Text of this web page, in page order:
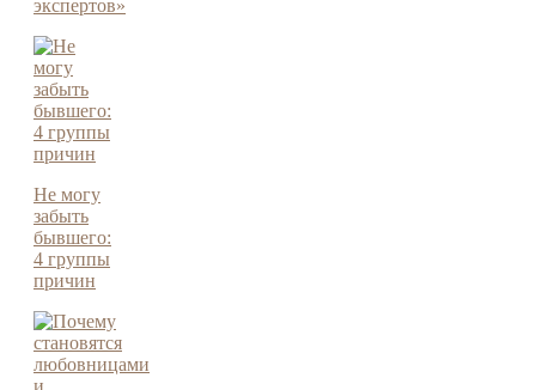
экспертов»
Не могу
забыть
бывшего:
4 группы
причин